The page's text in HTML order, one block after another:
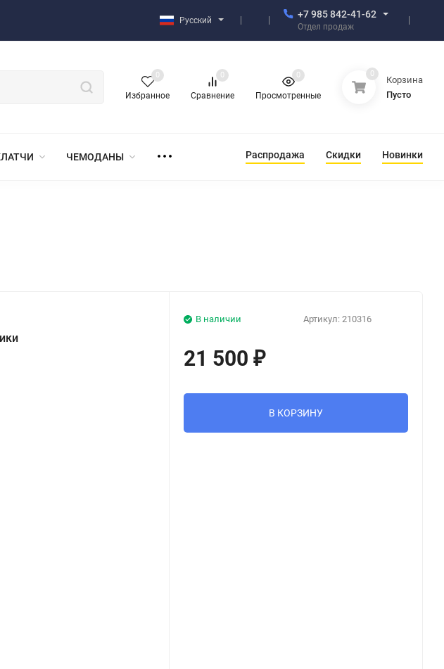
Русский
+7 985 842-41-62
Отдел продаж
Избранное
0
Сравнение
0
Просмотренные
0 0
Корзина
Пусто
ЧЕМОДАНЫ Распродажа Скидки Новинки
Артикул: 210316
В наличии
21 500₽
В КОРЗИНУ